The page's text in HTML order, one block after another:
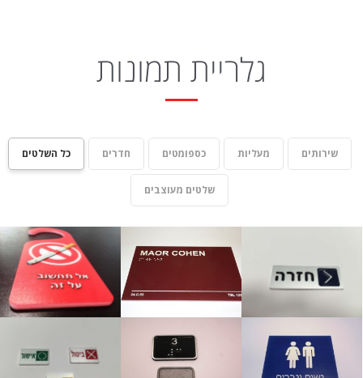
גלריית תמונות
כל השלטים חדרים כספומטים מעליות שירותים
שלטים מעוצבים